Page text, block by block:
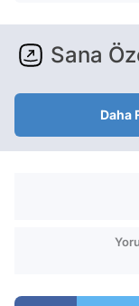
Sana
Daha